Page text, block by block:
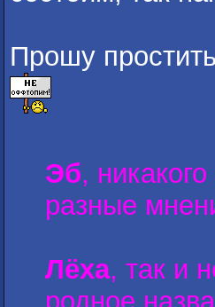
Прошу
Эб,
разные
Лёха, так и